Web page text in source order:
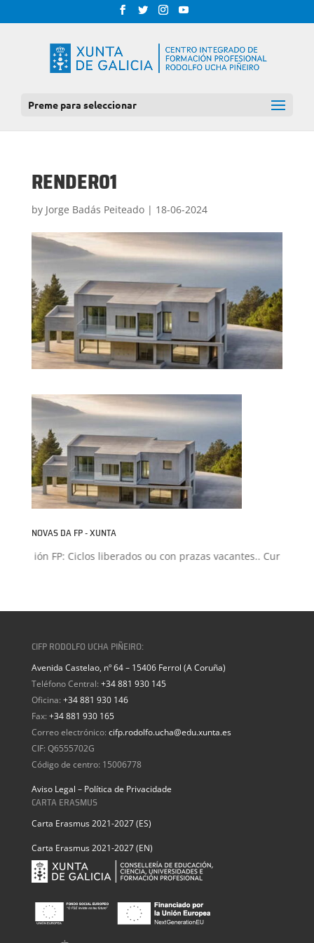
Preme para seleccionar
RENDER01
by Jorge Badás Peiteado| 18-06-2024
NOVAS DA FP - XUNTA
FP: Ciclos liberados ou con prazas vacantes.. Curso 2026-
CIFP RODOLFO UCHA PIÑEIRO:
Avenida Castelao, nº 64 – 15406 Ferrol (A Coruña)
Teléfono Central: +34 881 930 145
Oficina: +34 881 930 146
Fax: +34 881 930 165
Correo electrónico: cifp.rodolfo.ucha@edu.xunta.es
CIF: Q6555702G
Código de centro: 15006778
Aviso Legal – Política de Privacidade
CARTA ERASMUS
Carta Erasmus 2021-2027 (ES)
Carta Erasmus 2021-2027 (EN)